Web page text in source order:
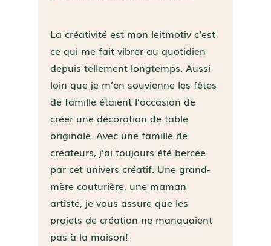
La créativité est mon leitmotiv c’est
ce qui me fait vibrer au quotidien
depuis tellement longtemps. Aussi
loin que je m’en souvienne les fêtes
de famille étaient l’occasion de
créer une décoration de table
originale. Avec une famille de
créateurs, j’ai toujours été bercée
par cet univers créatif. Une grand-
mère couturière, une maman
artiste, je vous assure que les
projets de création ne manquaient
pas à la maison!